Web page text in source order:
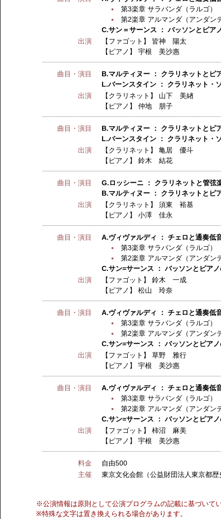
第3楽章 サラバンダ（ラルゴ）
第2楽章 アルマンダ（アンダン
C.サン＝サーンス ： バッソンとピア
出演
【ファゴット】 皆神 陽太
【ピアノ】宇根 美沙惠
曲目・演目
B.マルティヌー ： クラリネットとピ
L.バーンスタイン ： クラリネット・
出演
【クラリネット】 山下 美緖
【ピアノ】仲地 朋子
曲目・演目
B.マルティヌー ： クラリネットとピ
L.バーンスタイン ： クラリネット・
出演
【クラリネット】亀居 優斗
【ピアノ】鈴木 結花
曲目・演目
G.ロッシーニ ： クラリネットと管弦
B.マルティヌー ： クラリネットとピ
出演
【クラリネット】須東 裕基
【ピアノ】小澤 佳永
曲目・演目
A.ヴィヴァルディ ： チェロと通奏低
第3楽章 サラバンダ（ラルゴ）
第2楽章 アルマンダ（アンダン
C.サン=サーンス ： バッソンとピア
出演
【ファゴット】鈴木 一成
【ピアノ】松山 玲奈
曲目・演目
A.ヴィヴァルディ ： チェロと通奏低
第3楽章 サラバンダ（ラルゴ）
第2楽章 アルマンダ（アンダン
C.サン=サーンス ： バッソンとピア
出演
【ファゴット】草野 雅行
【ピアノ】宇根 美沙惠
曲目・演目
A.ヴィヴァルディ ： チェロと通奏低
第3楽章 サラバンダ（ラルゴ）
第2楽章 アルマンダ（アンダン
C.サン=サーンス ： バッソンとピア
出演
【ファゴット】柿沼 麻美
【ピアノ】宇根 美沙惠
料金
自由500
主催
東京文化会館（公益財団法人東京都
※公演情報は原則として公演プログラムの記載に基づいて
※特殊な文字は置き換えられる場合があります。